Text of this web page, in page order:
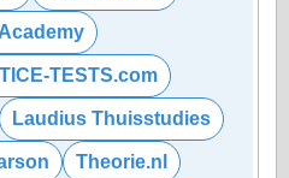
Academy
TESTS.com
Laudius Thuisstudies
Theorie.nl